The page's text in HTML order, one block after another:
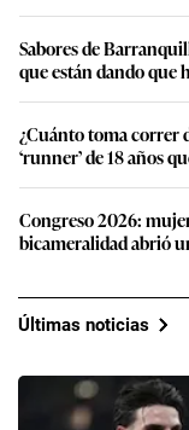
Sabores de
que están dando que
¿Cuánto toma correr
‘runner’ de 18 años
Congreso 2026:
bicameralidad abrió
Últimas noticias